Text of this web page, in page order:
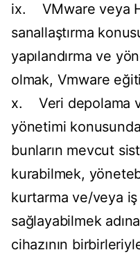
ix. VMware veya
sanallaştırma
yapılandırma ve
olmak, Vmware
x. Veri depolama
yönetimi
bunların mevcut
kurabilmek,
kurtarma ve/veya
sağlayabilmek
cihazının